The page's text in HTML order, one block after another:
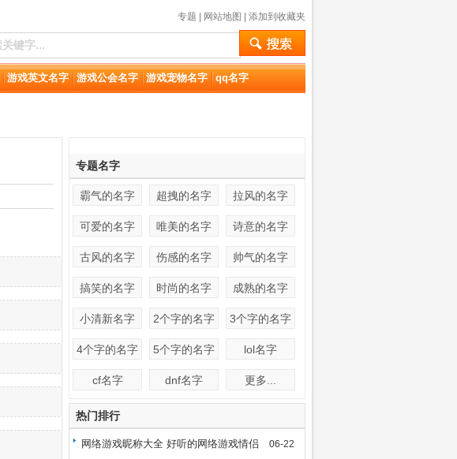
专题 网站地图 添加到收藏夹
游戏英文名字 游戏公会名字 游戏宠物名字 qq名字
专题名字
霸气的名字 超拽的名字 拉风的名字
可爱的名字 唯美的名字 诗意的名字
古风的名字 伤感的名字 帅气的名字
搞笑的名字 时尚的名字 成熟的名字
小清新名字 2个字的名字 3个字的名字
4个字的名字 5个字的名字 lol名字
cf名字 dnf名字 更多...
热门排行
06-22
网络游戏昵称大全 好听的网络游戏情侣